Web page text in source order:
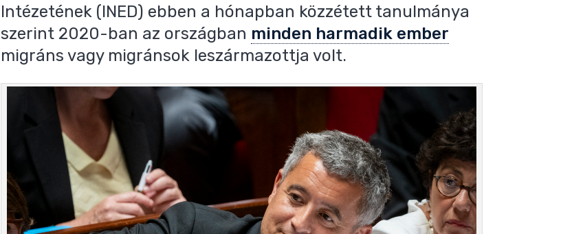
Intézetének (INED) ebben a hónapban közzétett tanulmánya
szerint 2020-ban az országban minden harmadik ember
migráns vagy migránsok leszármazottja volt.